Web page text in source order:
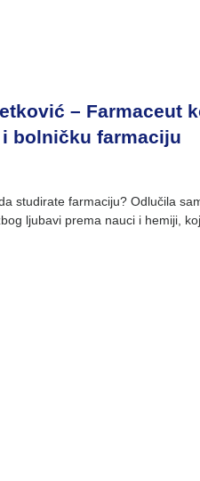
– Farmaceut
bolničku farmaciju
studirate farmaciju? Odlučila
ljubavi prema nauci i hemiji,